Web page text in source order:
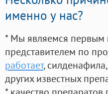
именно у нас?
* Мы являемся первым
представителем по
работает, силденафила,
других известных